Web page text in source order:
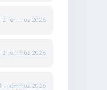
2 Temmuz 2026
2 Temmuz 2026
1 Temmuz 2026